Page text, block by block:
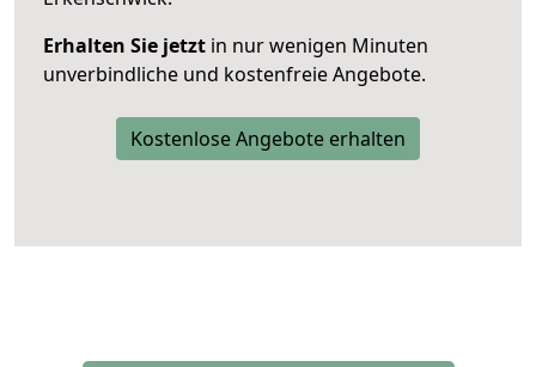
Erhalten Sie jetzt in nur wenigen Minuten
unverbindliche und kostenfreie Angebote.
Kostenlose Angebote erhalten